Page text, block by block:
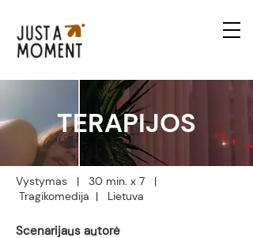
TERAPIJOS
Vystymas | 30 min. x 7 |
Tragikomedija | Lietuva
Scenarijaus autorė